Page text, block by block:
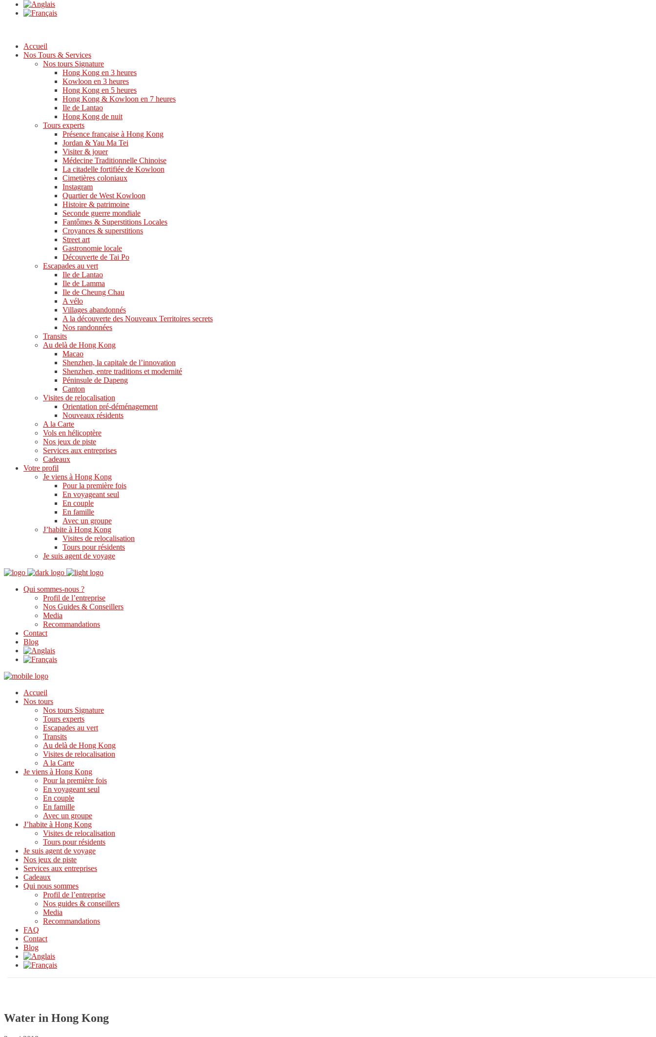
Accueil
Nos Tours & Services
Nos tours Signature
Hong Kong en 3 heures
Kowloon en 3 heures
Hong Kong en 5 heures
Hong Kong & Kowloon en 7 heures
Ile de Lantao
Hong Kong de nuit
Tours experts
Présence française à Hong Kong
Jordan & Yau Ma Tei
Visiter & jouer
Médecine Traditionnelle Chinoise
La citadelle fortifiée de Kowloon
Cimetières coloniaux
Instagram
Quartier de West Kowloon
Histoire & patrimoine
Seconde guerre mondiale
Fantômes & Superstitions Locales
Croyances & superstitions
Street art
Gastronomie locale
Découverte de Tai Po
Escapades au vert
Ile de Lantao
Ile de Lamma
Ile de Cheung Chau
A vélo
Villages abandonnés
A la découverte des Nouveaux Territoires secrets
Nos randonnées
Transits
Au delà de Hong Kong
Macao
Shenzhen, la capitale de l’innovation
Shenzhen, entre traditions et modernité
Péninsule de Dapeng
Canton
Visites de relocalisation
Orientation pré-déménagement
Nouveaux résidents
A la Carte
Vols en hélicoptère
Nos jeux de piste
Services aux entreprises
Cadeaux
Votre profil
Je viens à Hong Kong
Pour la première fois
En voyageant seul
En couple
En famille
Avec un groupe
J’habite à Hong Kong
Visites de relocalisation
Tours pour résidents
Je suis agent de voyage
Qui sommes-nous ?
Profil de l’entreprise
Nos Guides & Conseillers
Media
Recommandations
Contact
Blog
Accueil
Nos tours
Nos tours Signature
Tours experts
Escapades au vert
Transits
Au delà de Hong Kong
Visites de relocalisation
A la Carte
Je viens à Hong Kong
Pour la première fois
En voyageant seul
En couple
En famille
Avec un groupe
J’habite à Hong Kong
Visites de relocalisation
Tours pour résidents
Je suis agent de voyage
Nos jeux de piste
Services aux entreprises
Cadeaux
Qui nous sommes
Profil de l’entreprise
Nos guides & conseillers
Media
Recommandations
FAQ
Contact
Blog
Water in Hong Kong